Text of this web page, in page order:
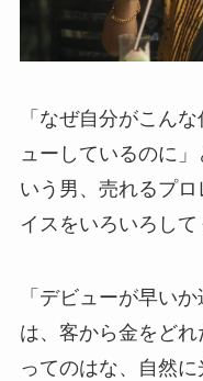
「なぜ自分がこん
ューしているのに
いう男、売れるプ
イスをいろいろして
「デビューが早い
は、客から金をど
ってのはな、自然に